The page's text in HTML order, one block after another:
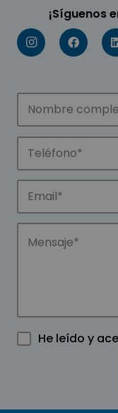
¡Síguenos
He leído y